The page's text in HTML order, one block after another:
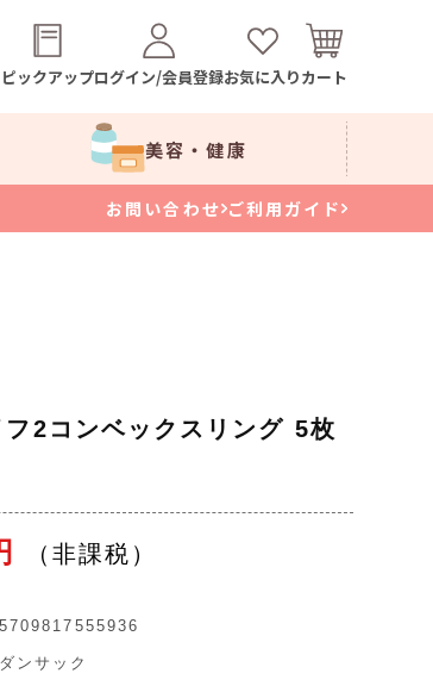
ピックアップログイン/会員登録お気に入りカート
美容・健康
お問い合わせ ご利用ガイド
フ2コンベックスリング 5枚
5709817555936
ダンサック